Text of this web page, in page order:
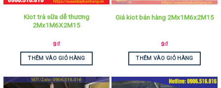
Kiot trà sữa dễ thương
2Mx1M6X2M15
9₫
THÊM VÀO GIỎ HÀNG
Giá kiot bán hàng 2Mx1M6x2M15
9₫
THÊM VÀO GIỎ HÀNG